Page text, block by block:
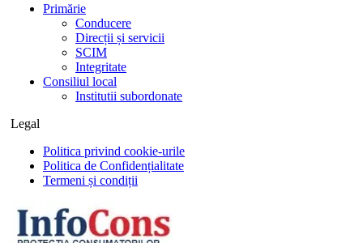
Primărie
Conducere
Direcții și servicii
SCIM
Integritate
Consiliul local
Institutii subordonate
Legal
Politica privind cookie-urile
Politica de Confidențialitate
Termeni și condiții